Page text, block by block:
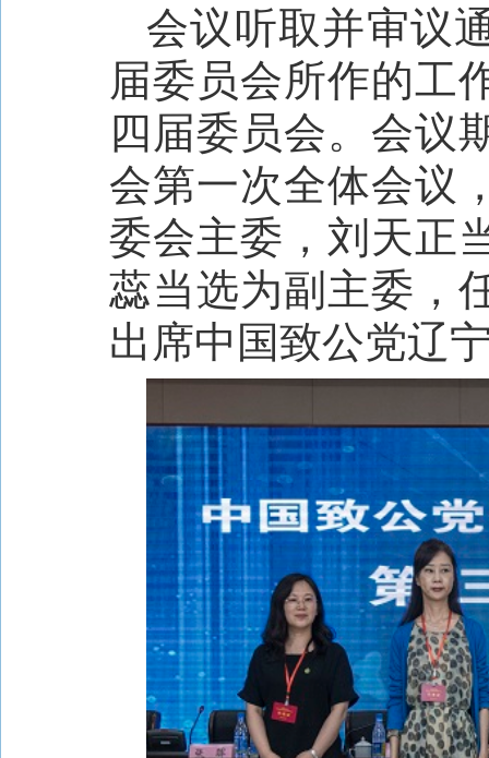
会议听取并审议
届委员会所作的工
四届委员会。会议
会第一次全体会议
委会主委，刘天正
蕊当选为副主委，
出席中国致公党辽